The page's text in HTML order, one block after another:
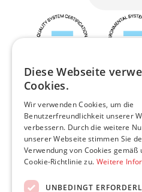
Navigation
Diese Webseite
Cookies.
Wir verwenden Cookies, um die
Benutzerfreundlichkeit unserer
verbessern. Durch die weitere
unserer Webseite stimmen Sie
Verwendung von Cookies gemäß
Cookie-Richtlinie zu. Weitere
UNBEDINGT